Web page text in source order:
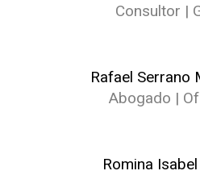
Consultor |
Rafael Serrano
Abogado |
Romina